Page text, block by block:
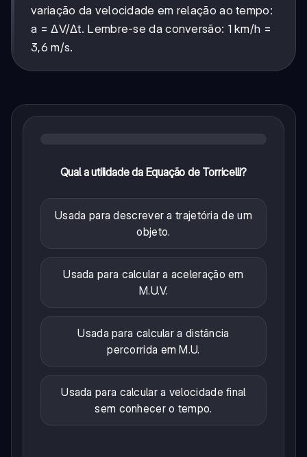
variação da velocidade em relação ao tempo:
a = ΔV/Δt. Lembre-se da conversão: 1 km/h =
3,6 m/s.
Qual a utilidade da Equação de Torricelli?
Usada para descrever a trajetória de um
objeto.
Usada para calcular a aceleração em
M.U.V.
Usada para calcular a distância
percorrida em M.U.
Usada para calcular a velocidade final
sem conhecer o tempo.